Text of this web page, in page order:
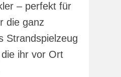
– perfekt für
die ganz
Strandspielzeug
ihr vor Ort